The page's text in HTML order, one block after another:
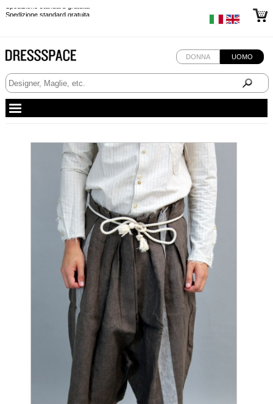
Spedizione standard gratuita
DONNA UOMO